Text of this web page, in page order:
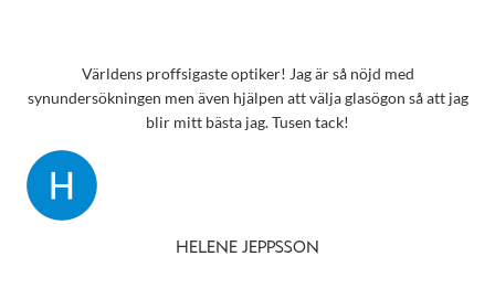
Världens proffsigaste optiker! Jag är så nöjd med
synundersökningen men även hjälpen att välja glasögon så att jag
blir mitt bästa jag. Tusen tack!
HELENE JEPPSSON